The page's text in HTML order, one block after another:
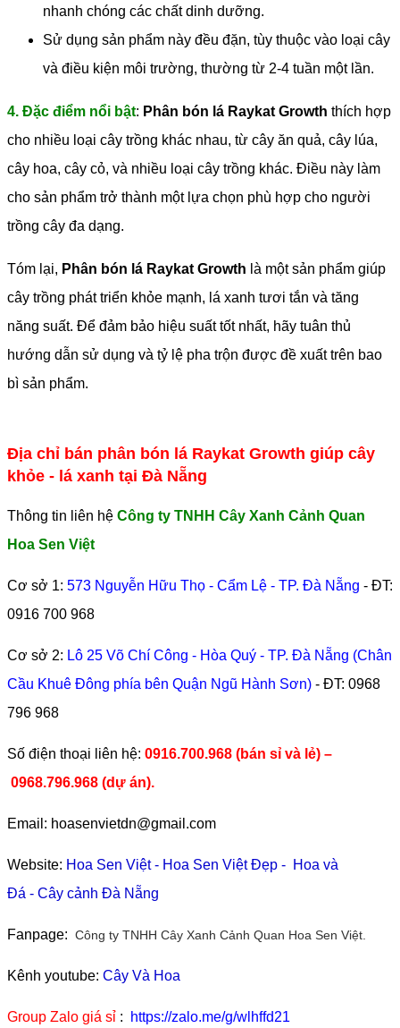
nhanh chóng các chất dinh dưỡng.
Sử dụng sản phẩm này đều đặn, tùy thuộc vào loại cây
và điều kiện môi trường, thường từ 2-4 tuần một lần.
4. Đặc điểm nổi bật: Phân bón lá Raykat Growth thích hợp
cho nhiều loại cây trồng khác nhau, từ cây ăn quả, cây lúa,
cây hoa, cây cỏ, và nhiều loại cây trồng khác. Điều này làm
cho sản phẩm trở thành một lựa chọn phù hợp cho người
trồng cây đa dạng.
Tóm lại, Phân bón lá Raykat Growth là một sản phẩm giúp
cây trồng phát triển khỏe mạnh, lá xanh tươi tắn và tăng
năng suất. Để đảm bảo hiệu suất tốt nhất, hãy tuân thủ
hướng dẫn sử dụng và tỷ lệ pha trộn được đề xuất trên bao
bì sản phẩm.
Địa chỉ bán phân bón lá Raykat Growth giúp cây
khỏe - lá xanh tại Đà Nẵng
Thông tin liên hệ Công ty TNHH Cây Xanh Cảnh Quan
Hoa Sen Việt
Cơ sở 1: 573 Nguyễn Hữu Thọ - Cẩm Lệ - TP. Đà Nẵng - ĐT:
0916 700 968
Cơ sở 2: Lô 25 Võ Chí Công - Hòa Quý - TP. Đà Nẵng (Chân
Cầu Khuê Đông phía bên Quận Ngũ Hành Sơn) - ĐT: 0968
796 968
​Số điện thoại liên hệ: 0916.700.968 (bán sỉ và lẻ) –
0968.796.968 (dự án).
Email: hoasenvietdn@gmail.com
Website: Hoa Sen Việt- Hoa Sen Việt Đẹp - Hoa và
Đá - Cây cảnh Đà Nẵng
Fanpage: Công ty TNHH Cây Xanh Cảnh Quan Hoa Sen Việt.
Kênh youtube: Cây Và Hoa
Group Zalo giá sỉ : https://zalo.me/g/wlhffd21